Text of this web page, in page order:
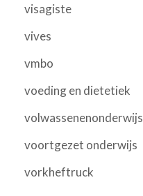
visagiste
vives
vmbo
voeding en dietetiek
volwassenenonderwijs
voortgezet onderwijs
vorkheftruck